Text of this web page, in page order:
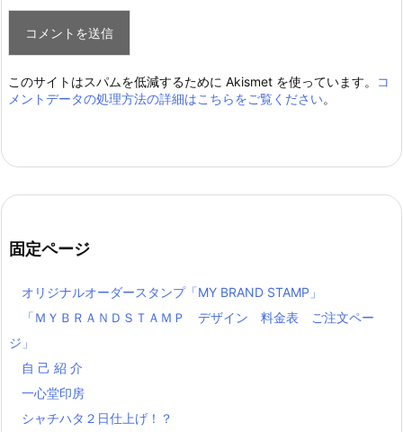
このサイトはスパムを低減するために Akismet を使っています。
コ
メントデータの処理方法の詳細はこちらをご覧ください。
固定ページ
オリジナルオーダースタンプ「MY BRAND STAMP」
「ＭＹＢＲＡＮＤＳＴＡＭＰ デザイン 料金表 ご注文ペー
ジ」
自 己 紹 介
一心堂印房
シャチハタ２日仕上げ！？